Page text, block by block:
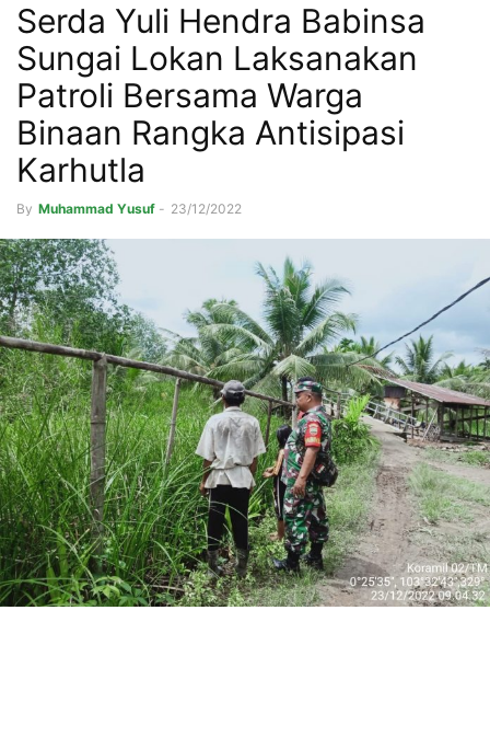
Serda Yuli Hendra Babinsa
Sungai Lokan Laksanakan
Patroli Bersama Warga
Binaan Rangka Antisipasi
Karhutla
By Muhammad Yusuf - 23/12/2022